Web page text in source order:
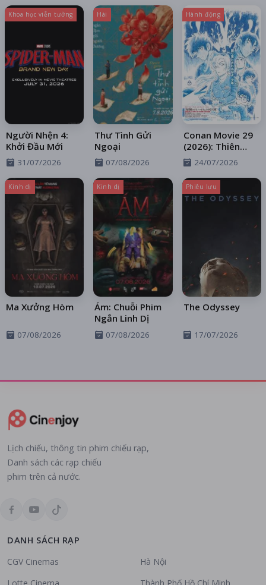
Khoa học viễn tưởng
Người Nhện 4:
Khởi Đầu Mới
31/07/2026
Hài
Thư Tình Gửi
Ngoại
07/08/2026
Hành động
Conan Movie 29
(2026): Thiên
Thần Sa Ngã
Trên Xa Lộ
24/07/2026
Kinh dị
Ma Xưởng Hòm
07/08/2026
Kinh dị
Ám: Chuỗi Phim
Ngắn Linh Dị
07/08/2026
Phiêu lưu
The Odyssey
17/07/2026
Lịch chiếu, thông tin phim chiếu rạp,
Danh sách các rạp chiếu
phim trên cả nước.
DANH SÁCH RẠP
CGV Cinemas
Hà Nội